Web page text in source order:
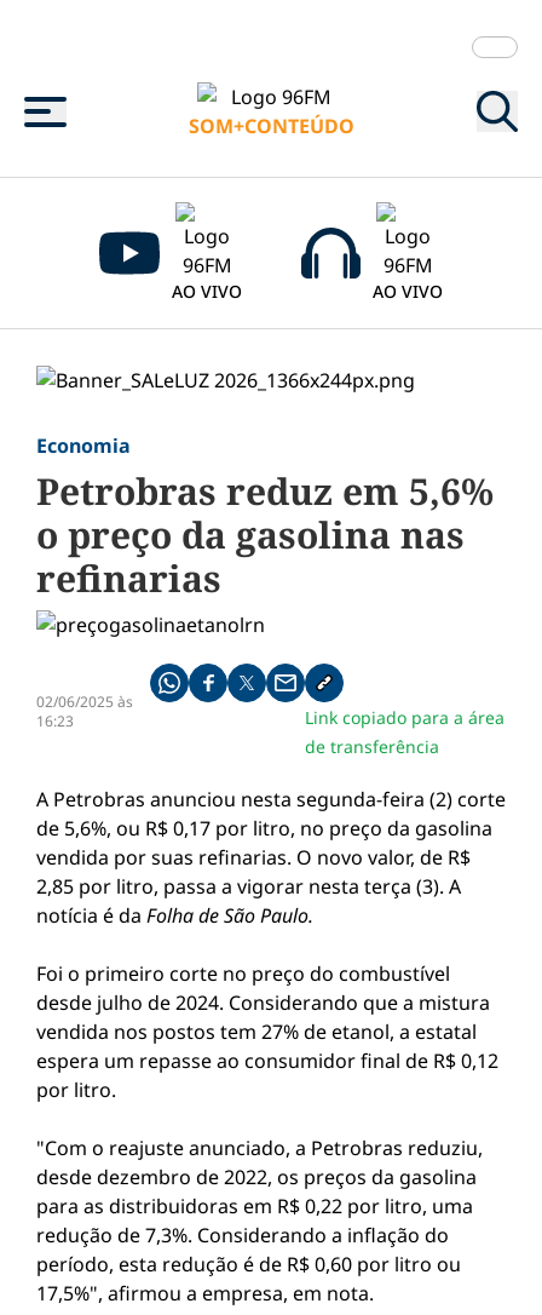
Menu
SOM+CONTEÚDO
AO VIVO AO VIVO
Economia
Petrobras reduz em 5,6%
o preço da gasolina nas
refinarias
02/06/2025 às
16:23
Compartilhe pelo whatsapp
Compartilhar no facebook
Compartilhar no twitter
Compartilhe pelo email
Copiar link da notícia
Link copiado para a área
de transferência
A Petrobras anunciou nesta segunda-feira (2) corte
de 5,6%, ou R$ 0,17 por litro, no preço da gasolina
vendida por suas refinarias. O novo valor, de R$
2,85 por litro, passa a vigorar nesta terça (3). A
notícia é da Folha de São Paulo.
Foi o primeiro corte no preço do combustível
desde julho de 2024. Considerando que a mistura
vendida nos postos tem 27% de etanol, a estatal
espera um repasse ao consumidor final de R$ 0,12
por litro.
"Com o reajuste anunciado, a Petrobras reduziu,
desde dezembro de 2022, os preços da gasolina
para as distribuidoras em R$ 0,22 por litro, uma
redução de 7,3%. Considerando a inflação do
período, esta redução é de R$ 0,60 por litro ou
17,5%", afirmou a empresa, em nota.